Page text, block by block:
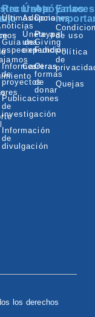
Recursos
Últimas
noticias
Guía de
especies
Informes
de
proyectos
Publicaciones
de
investigación
Información
de
divulgación
Únete
Adopciones
Únete a
una
expedición
Carreras
Apóyanos
Donar
Paypal
Giving
Fund
Otras
formas
de
donar
Enlaces
de uso
Política
de
Quejas
los derechos